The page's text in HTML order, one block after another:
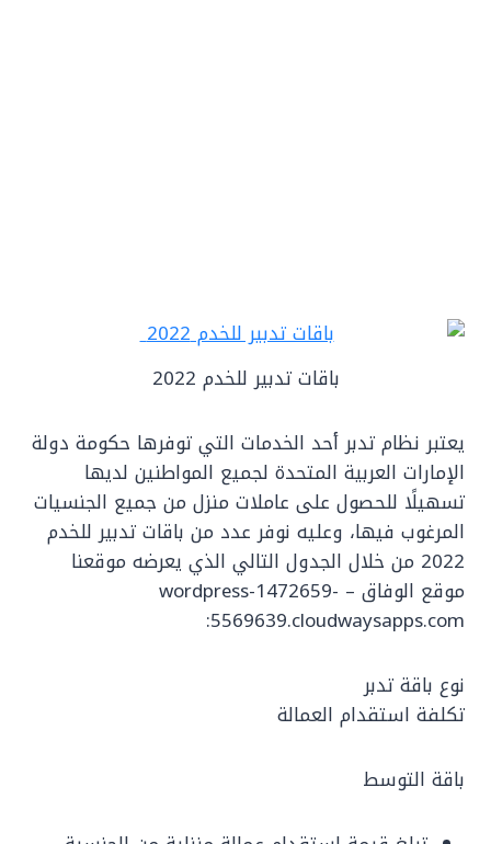
باقات تدبير للخدم 2022
يعتبر نظام تدبر أحد الخدمات التي توفرها حكومة دولة
الإمارات العربية المتحدة لجميع المواطنين لديها
تسهيلًا للحصول على عاملات منزل من جميع الجنسيات
المرغوب فيها، وعليه نوفر عدد من باقات تدبير للخدم
2022 من خلال الجدول التالي الذي يعرضه موقعنا
موقع الوفاق – wordpress-1472659-
5569639.cloudwaysapps.com:
نوع باقة تدبر
تكلفة استقدام العمالة
باقة التوسط